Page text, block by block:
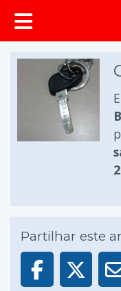
Partilhar este